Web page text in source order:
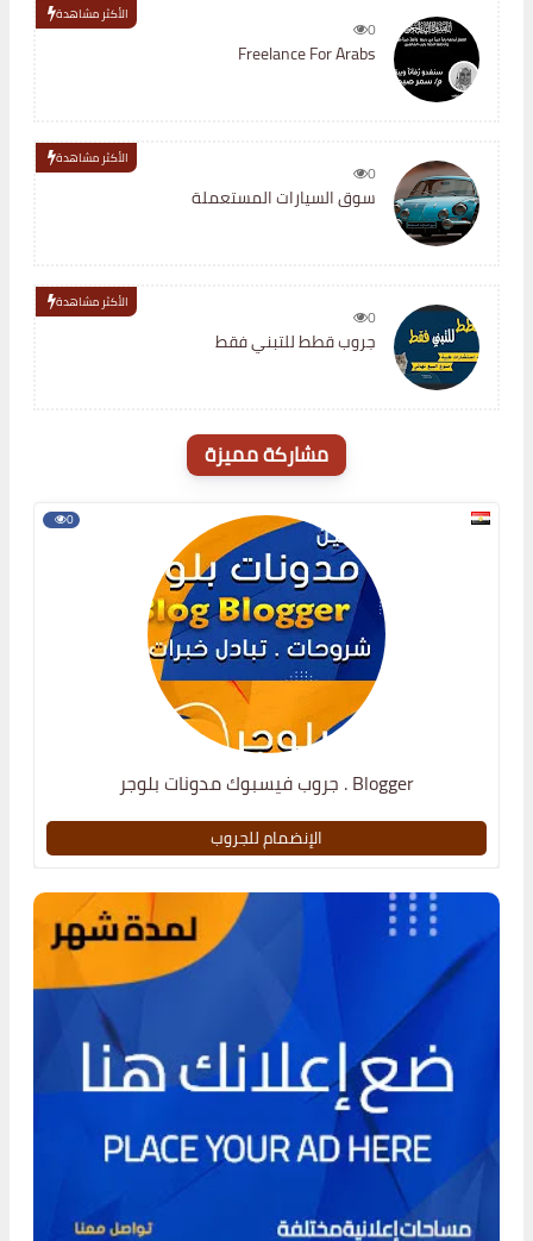
0
الأكثر مشاهدة
Freelance For Arabs
0
الأكثر مشاهدة
سوق السيارات المستعملة
0
الأكثر مشاهدة
جروب قطط للتبني فقط
مشاركة مميزة
جروب فيسبوك مدونات بلوجر . Blogger
0
الإنضمام للجروب